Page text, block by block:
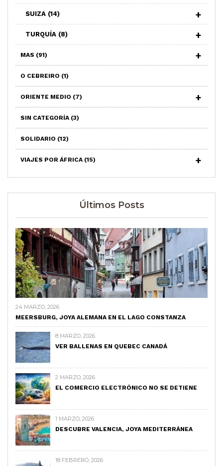
SUIZA (14)
TURQUÍA (8)
MAS (91)
O CEBREIRO (1)
ORIENTE MEDIO (7)
SIN CATEGORÍA (3)
SOLIDARIO (12)
VIAJES POR ÁFRICA (15)
Últimos Posts
24 MARZO, 2026
MEERSBURG, JOYA ALEMANA EN EL LAGO CONSTANZA
8 MARZO, 2026
VER BALLENAS EN QUEBEC CANADÁ
2 MARZO, 2026
EL COMERCIO ELECTRÓNICO NO SE DETIENE
1 MARZO, 2026
DESCUBRE VALENCIA, JOYA MEDITERRÁNEA
18 FEBRERO, 2026